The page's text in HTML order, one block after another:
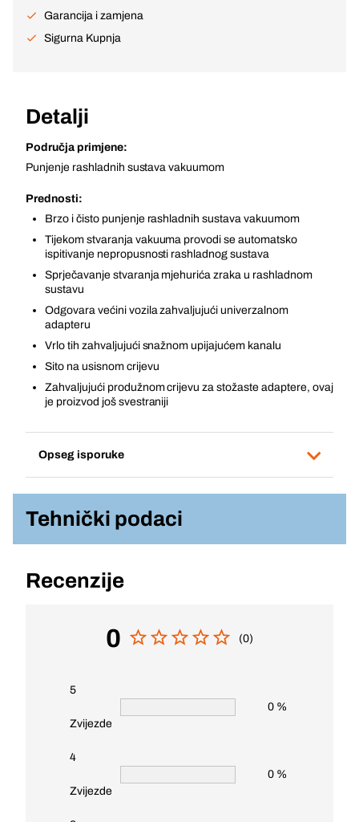
Garancija i zamjena
Sigurna Kupnja
Detalji
Područja primjene:
Punjenje rashladnih sustava vakuumom
Prednosti:
Brzo i čisto punjenje rashladnih sustava vakuumom
Tijekom stvaranja vakuuma provodi se automatsko
ispitivanje nepropusnosti rashladnog sustava
Sprječavanje stvaranja mjehurića zraka u rashladnom
sustavu
Odgovara većini vozila zahvaljujući univerzalnom
adapteru
Vrlo tih zahvaljujući snažnom upijajućem kanalu
Sito na usisnom crijevu
Zahvaljujući produžnom crijevu za stožaste adaptere, ovaj
je proizvod još svestraniji
Opseg isporuke
Tehnički podaci
Recenzije
0 (0)
5
Zvijezde
0 %
4
Zvijezde
0 %